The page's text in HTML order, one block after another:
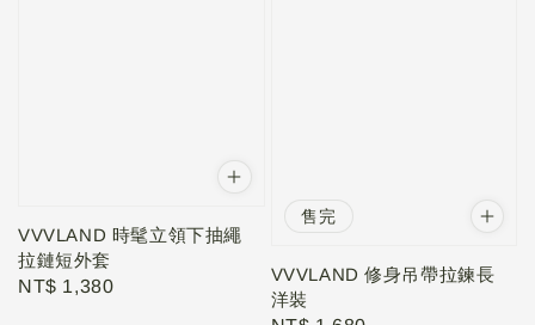
VVVLAND 時髦立領下抽繩
拉鏈短外套
Regular
NT$ 1,380
售完
VVVLAND 修身吊帶拉鍊長
洋裝